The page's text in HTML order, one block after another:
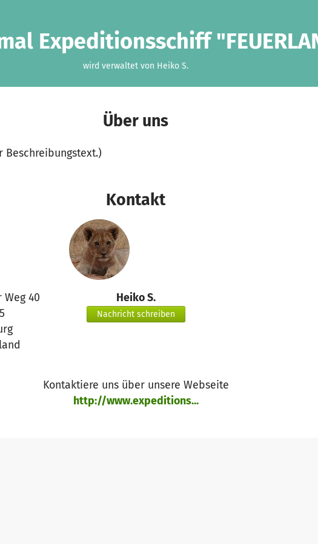
Expeditionsschiff
wird verwaltet von Heiko S.
Über uns
Kontakt
40
Heiko S.
Nachricht schreiben
Kontaktiere uns über unsere Webseite
http://www.expeditions...